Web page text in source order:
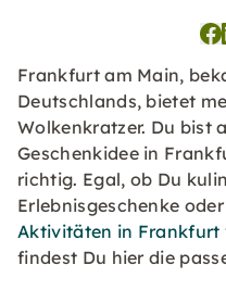
Frankfurt am Main,
Deutschlands, bietet
Wolkenkratzer. Du bist
Geschenkidee in
richtig. Egal, ob Du
Erlebnisgeschenke
Aktivitäten in Frankfurt
findest Du hier die